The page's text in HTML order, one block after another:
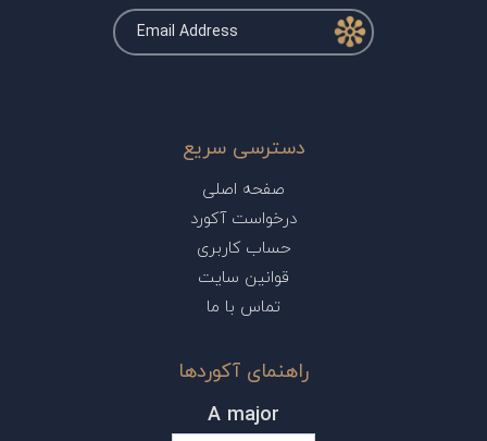
دسترسی سریع
صفحه اصلی
درخواست آکورد
حساب کاربری
قوانین سایت
تماس با ما
راهنمای آکوردها
A major